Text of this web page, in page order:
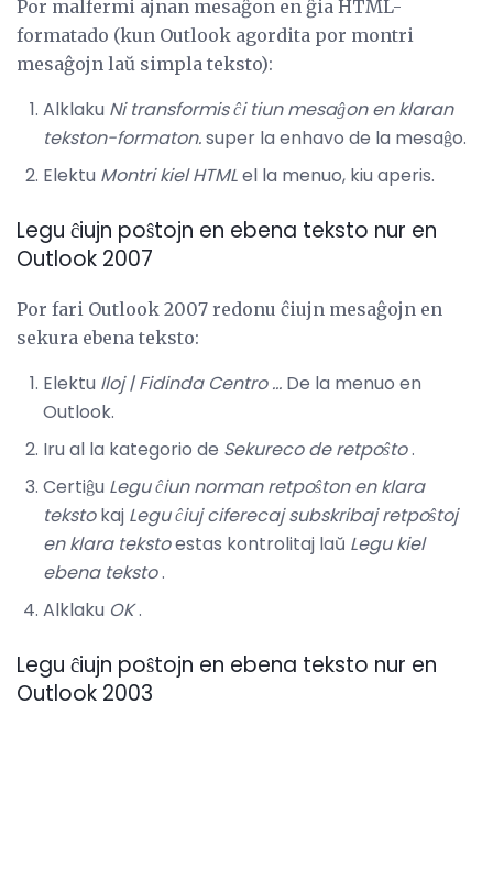
Por malfermi ajnan mesaĝon en ĝia HTML-
formatado (kun Outlook agordita por montri
mesaĝojn laŭ simpla teksto):
Alklaku Ni transformis ĉi tiun mesaĝon en klaran
tekston-formaton.super la enhavo de la mesaĝo.
Elektu Montri kiel HTMLel la menuo, kiu aperis.
Legu ĉiujn poŝtojn en ebena teksto nur en
Outlook 2007
Por fari Outlook 2007 redonu ĉiujn mesaĝojn en
sekura ebena teksto:
Elektu Iloj | Fidinda Centro ... De la menuo en
Outlook.
Iru al la kategorio de Sekureco de retpoŝto.
Certiĝu Legu ĉiun norman retpoŝton en klara
tekstokaj Legu ĉiuj ciferecaj subskribaj retpoŝtoj
en klara tekstoestas kontrolitaj laŭ Legu kiel
ebena teksto.
Alklaku OK.
Legu ĉiujn poŝtojn en ebena teksto nur en
Outlook 2003